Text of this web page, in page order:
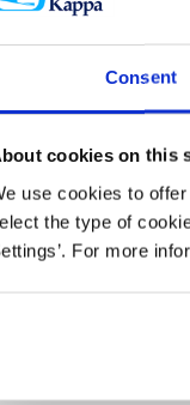
Consent
cookies on this
use cookies to
the type of
For more